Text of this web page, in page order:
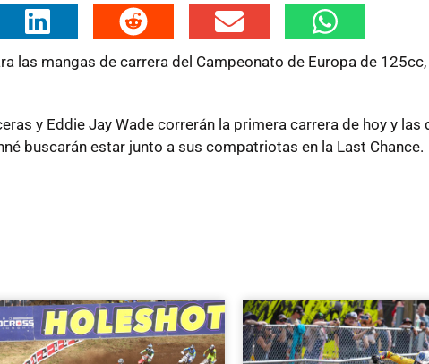
las mangas de carrera del Campeonato de Europa de
y Eddie Jay Wade correrán la primera carrera de hoy y las
buscarán estar junto a sus compatriotas en la Last Chance.